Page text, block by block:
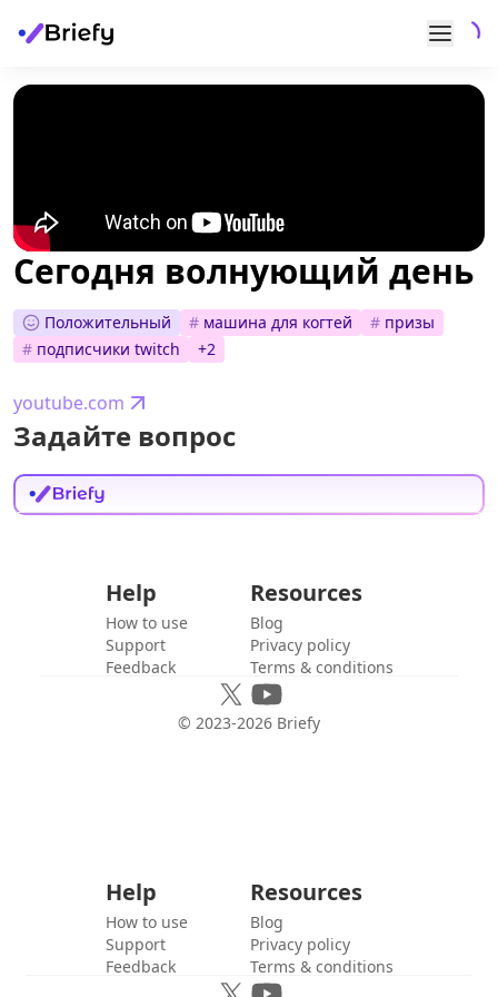
Сегодня волнующий день
Положительный # машина для когтей # призы
# подписчики twitch +2
youtube.com
Задайте вопрос
Help
How to use
Support
Feedback
Resources
Blog
Privacy policy
Terms & conditions
© 2023-2026 Briefy
Help
How to use
Support
Feedback
Resources
Blog
Privacy policy
Terms & conditions